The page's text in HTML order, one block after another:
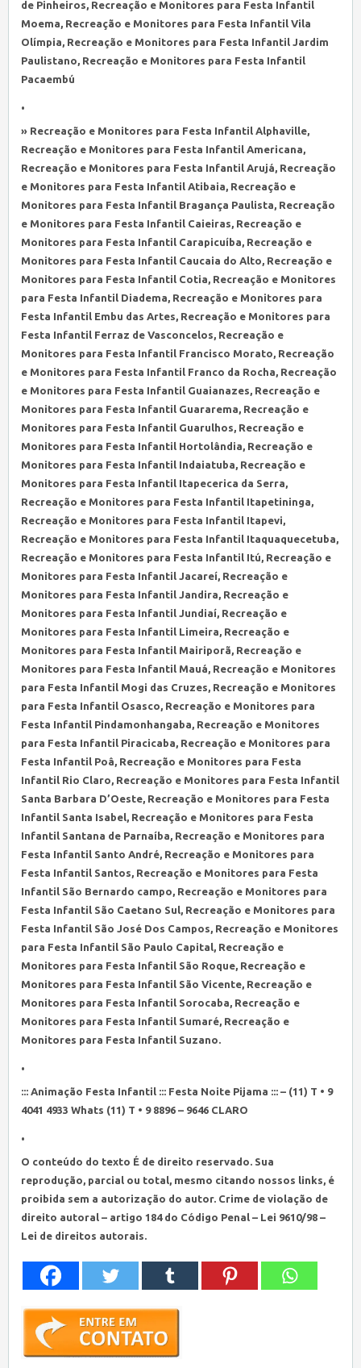
de Pinheiros, Recreação e Monitores para Festa Infantil
Moema, Recreação e Monitores para Festa Infantil Vila
Olímpia, Recreação e Monitores para Festa Infantil Jardim
Paulistano, Recreação e Monitores para Festa Infantil
Pacaembú
•
» Recreação e Monitores para Festa Infantil Alphaville,
Recreação e Monitores para Festa Infantil Americana,
Recreação e Monitores para Festa Infantil Arujá, Recreação
e Monitores para Festa Infantil Atibaia, Recreação e
Monitores para Festa Infantil Bragança Paulista, Recreação
e Monitores para Festa Infantil Caieiras, Recreação e
Monitores para Festa Infantil Carapicuíba, Recreação e
Monitores para Festa Infantil Caucaia do Alto, Recreação e
Monitores para Festa Infantil Cotia, Recreação e Monitores
para Festa Infantil Diadema, Recreação e Monitores para
Festa Infantil Embu das Artes, Recreação e Monitores para
Festa Infantil Ferraz de Vasconcelos, Recreação e
Monitores para Festa Infantil Francisco Morato, Recreação
e Monitores para Festa Infantil Franco da Rocha, Recreação
e Monitores para Festa Infantil Guaianazes, Recreação e
Monitores para Festa Infantil Guararema, Recreação e
Monitores para Festa Infantil Guarulhos, Recreação e
Monitores para Festa Infantil Hortolândia, Recreação e
Monitores para Festa Infantil Indaiatuba, Recreação e
Monitores para Festa Infantil Itapecerica da Serra,
Recreação e Monitores para Festa Infantil Itapetininga,
Recreação e Monitores para Festa Infantil Itapevi,
Recreação e Monitores para Festa Infantil Itaquaquecetuba,
Recreação e Monitores para Festa Infantil Itú, Recreação e
Monitores para Festa Infantil Jacareí, Recreação e
Monitores para Festa Infantil Jandira, Recreação e
Monitores para Festa Infantil Jundiaí, Recreação e
Monitores para Festa Infantil Limeira, Recreação e
Monitores para Festa Infantil Mairiporã, Recreação e
Monitores para Festa Infantil Mauá, Recreação e Monitores
para Festa Infantil Mogi das Cruzes, Recreação e Monitores
para Festa Infantil Osasco, Recreação e Monitores para
Festa Infantil Pindamonhangaba, Recreação e Monitores
para Festa Infantil Piracicaba, Recreação e Monitores para
Festa Infantil Poâ, Recreação e Monitores para Festa
Infantil Rio Claro, Recreação e Monitores para Festa Infantil
Santa Barbara D’Oeste, Recreação e Monitores para Festa
Infantil Santa Isabel, Recreação e Monitores para Festa
Infantil Santana de Parnaíba, Recreação e Monitores para
Festa Infantil Santo André, Recreação e Monitores para
Festa Infantil Santos, Recreação e Monitores para Festa
Infantil São Bernardo campo, Recreação e Monitores para
Festa Infantil São Caetano Sul, Recreação e Monitores para
Festa Infantil São José Dos Campos, Recreação e Monitores
para Festa Infantil São Paulo Capital, Recreação e
Monitores para Festa Infantil São Roque, Recreação e
Monitores para Festa Infantil São Vicente, Recreação e
Monitores para Festa Infantil Sorocaba, Recreação e
Monitores para Festa Infantil Sumaré, Recreação e
Monitores para Festa Infantil Suzano.
•
::: Animação Festa Infantil ::: Festa Noite Pijama ::: – (11) T • 9
4041 4933 Whats (11) T • 9 8896 – 9646 CLARO
•
O conteúdo do texto É de direito reservado. Sua
reprodução, parcial ou total, mesmo citando nossos links, é
proibida sem a autorização do autor. Crime de violação de
direito autoral – artigo 184 do Código Penal – Lei 9610/98 –
Lei de direitos autorais.